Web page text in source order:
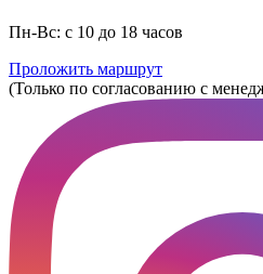
Пн-Вс: с 10 до 18 часов
Проложить маршрут
(Только по согласованию с